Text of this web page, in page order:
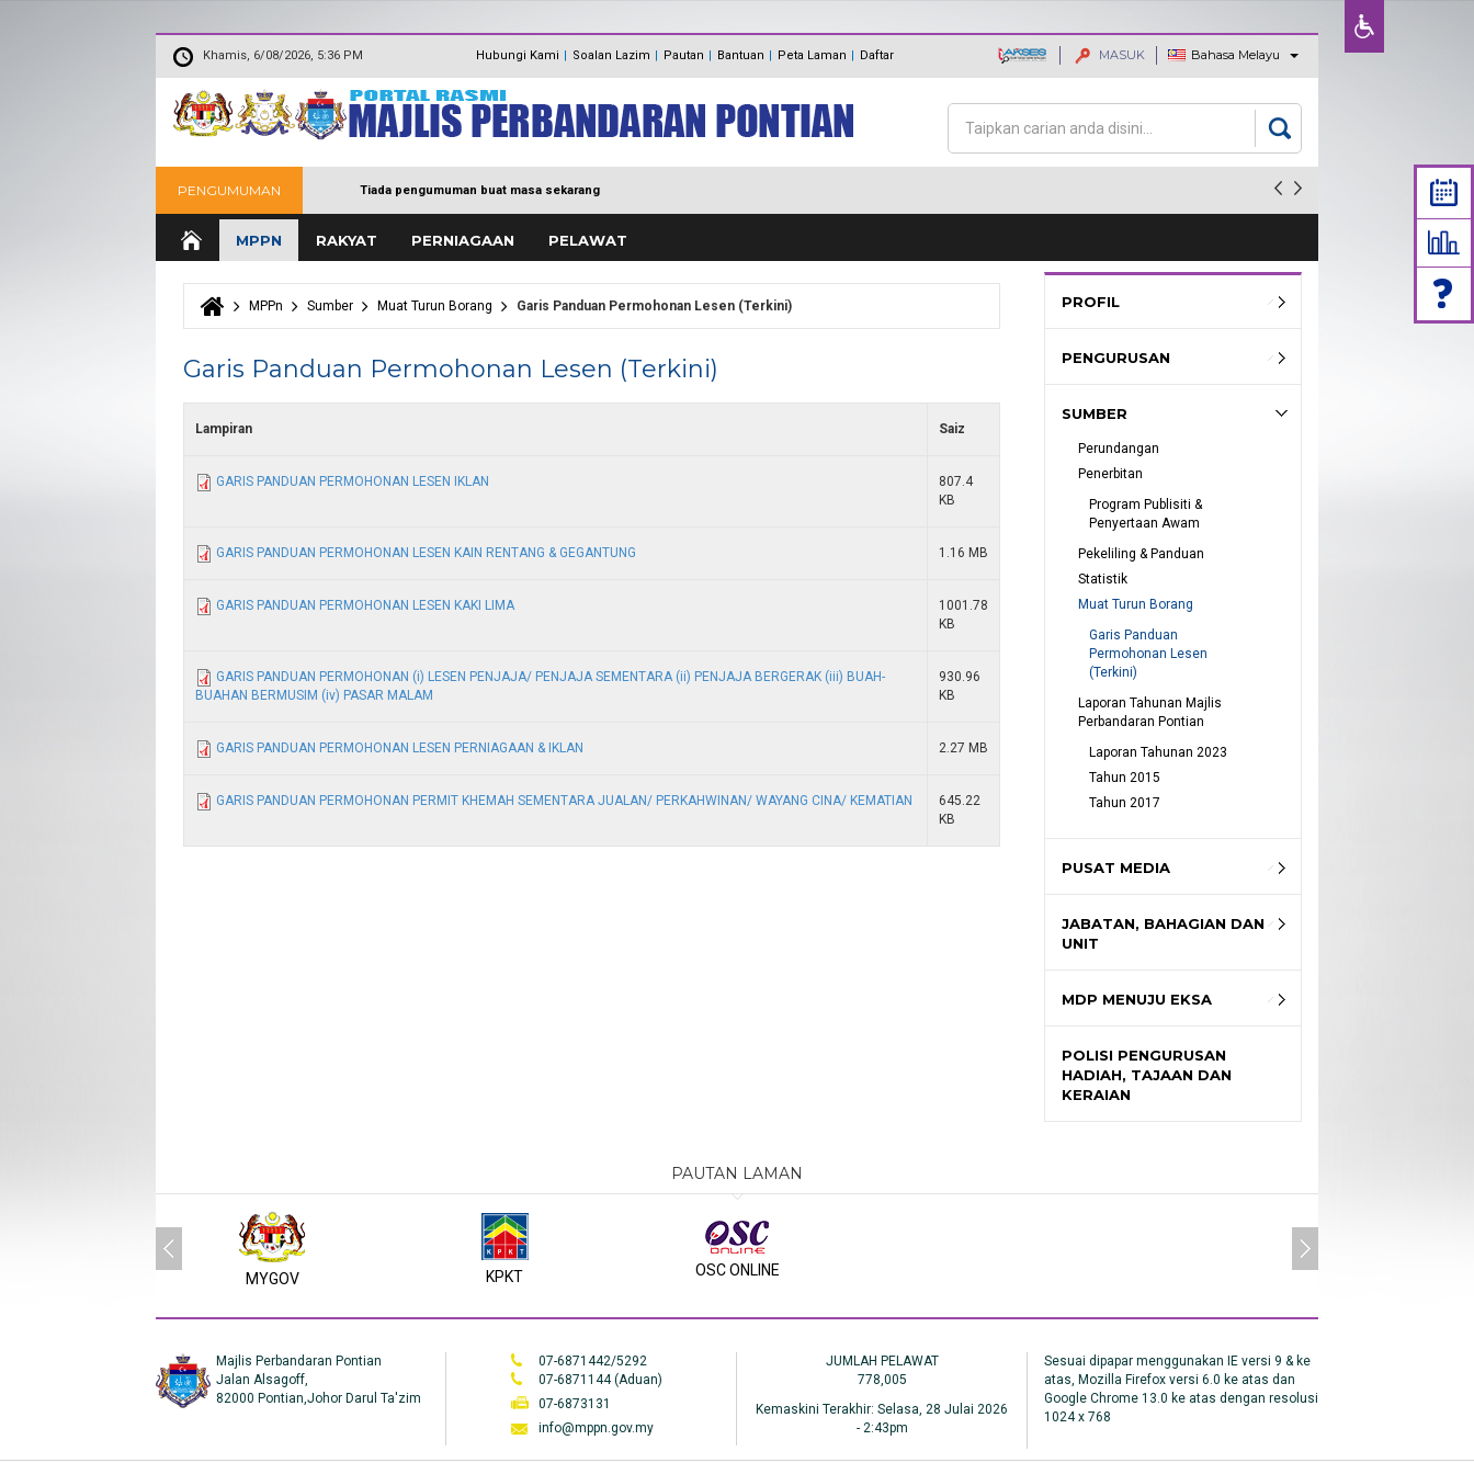
Khamis, 6/08/2026, 5:36 PM Hubungi Kami
Maklum Balas
Direktori
Soalan Lazim Pautan Bantuan Peta Laman Daftar MASUK Bahasa Melayu
Borang carian
Carian
PENGUMUMAN Tiada pengumuman buat masa sekarang
MPPN
MDP MENUJU EKSA
Polisi Pengurusan hadiah, Tajaan dan
RAKYAT PERNIAGAAN PELAWAT
Anda di sini
MPPn Sumber Muat Turun Borang Garis Panduan Permohonan Lesen (Terkini)
Garis Panduan Permohonan Lesen (Terkini)
Lampiran Saiz
GARIS PANDUAN PERMOHONAN LESEN IKLAN
807.4
KB
GARIS PANDUAN PERMOHONAN LESEN KAIN RENTANG & GEGANTUNG 1.16 MB
GARIS PANDUAN PERMOHONAN LESEN KAKI LIMA
1001.78
KB
GARIS PANDUAN PERMOHONAN (i) LESEN PENJAJA/ PENJAJA SEMENTARA (ii) PENJAJA BERGERAK (iii) BUAH-
BUAHAN BERMUSIM (iv) PASAR MALAM
930.96
KB
GARIS PANDUAN PERMOHONAN LESEN PERNIAGAAN & IKLAN 2.27 MB
GARIS PANDUAN PERMOHONAN PERMIT KHEMAH SEMENTARA JUALAN/ PERKAHWINAN/ WAYANG CINA/ KEMATIAN
645.22
KB
PROFIL
PENGURUSAN
SUMBER
Perundangan
Penerbitan
Program Publisiti &
Penyertaan Awam
Pekeliling & Panduan
Statistik
Muat Turun Borang
Garis Panduan
Permohonan Lesen
(Terkini)
Laporan Tahunan Majlis
Perbandaran Pontian
Laporan Tahunan 2023
Tahun 2015
Tahun 2017
PUSAT MEDIA
JABATAN, BAHAGIAN DAN
UNIT
MDP MENUJU EKSA
POLISI PENGURUSAN
HADIAH, TAJAAN DAN
KERAIAN
PAUTAN LAMAN
MYGOV KPKT OSC ONLINE
Majlis Perbandaran Pontian
Jalan Alsagoff,
82000 Pontian,Johor Darul Ta'zim
07-6871442/5292
07-6871144 (Aduan)
07-6873131
info@mppn.gov.my
JUMLAH PELAWAT
778,005
Kemaskini Terakhir: Selasa, 28 Julai 2026
- 2:43pm
Sesuai dipapar menggunakan IE versi 9 & ke
atas, Mozilla Firefox versi 6.0 ke atas dan
Google Chrome 13.0 ke atas dengan resolusi
1024 x 768